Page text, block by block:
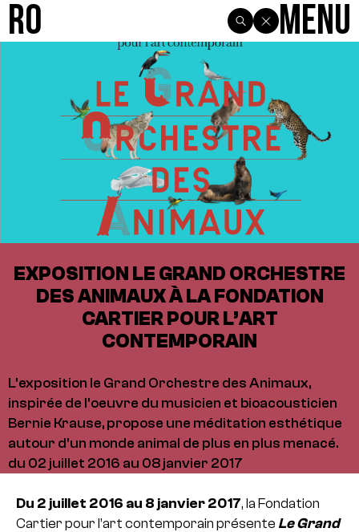
R0 Menu
EXPOSITION LE GRAND ORCHESTRE
DES ANIMAUX À LA FONDATION
CARTIER POUR L’ART
CONTEMPORAIN
L'exposition le Grand Orchestre des Animaux,
inspirée de l'oeuvre du musicien et bioacousticien
Bernie Krause, propose une méditation esthétique
autour d'un monde animal de plus en plus menacé.
du 02 juillet 2016 au 08 janvier 2017
Du 2 juillet 2016 au 8 janvier 2017, la Fondation
Cartier pour l’art contemporain présente Le Grand